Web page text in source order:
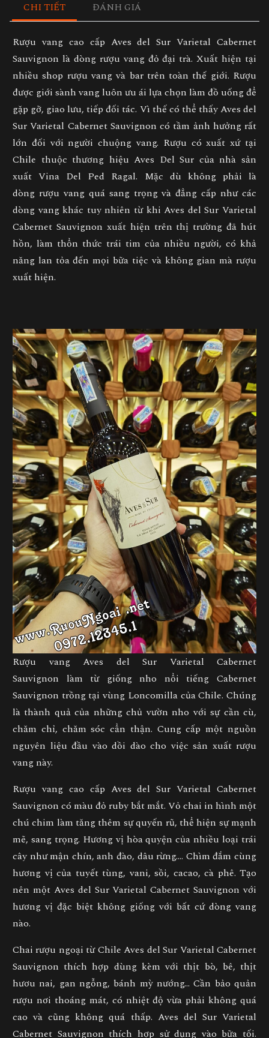
CHI TIẾT ĐÁNH GIÁ
Rượu vang cao cấp Aves del Sur Varietal Cabernet
Sauvignon là dòng rượu vang đỏđại trà. Xuất hiện tại
nhiều shop rượu vangvà bar trên toàn thế giới. Rượu
được giới sành vang luôn ưu ái lựa chọn làm đồ uống để
gặp gỡ, giao lưu, tiếp đối tác. Vì thế có thể thấyAves del
Sur Varietal Cabernet Sauvignon có tầm ảnh hưởng rất
lớn đối với người chuộng vang. Rượu có xuất xứ tại
Chile thuộc thương hiệu Aves Del Sur của nhà sản
xuấtVina Del Ped Ragal. Mặc dù không phải là
dòng rượu vangquá sang trọng và đẳng cấp như các
dòng vang khác tuy nhiên từ khiAves del Sur Varietal
Cabernet Sauvignon xuất hiện trên thị trường đã hút
hồn, làm thổn thức trái tim của nhiều người, có khả
năng lan tỏa đến mọi bữa tiệc và không gian mà rượu
xuất hiện.
Rượu vang Aves del Sur Varietal Cabernet
Sauvignon làm từ giống nho nổi tiếng Cabernet
Sauvignon trồng tại vùng Loncomilla của Chile. Chúng
là thành quả của những chủ vườn nho với sự cần cù,
chăm chỉ, chăm sóc cẩn thận. Cung cấp một nguồn
nguyên liệu đầu vào dồi dào cho việc sản xuất rượu
vangnày.
Rượu vang cao cấp Aves del Sur Varietal Cabernet
Sauvignon có màu đỏ ruby bắt mắt. Vỏ chai in hình một
chú chim làm tăng thêm sự quyến rũ, thể hiện sự mạnh
mẽ, sang trọng. Hương vị hòa quyện của nhiều loại trái
cây như mận chín, anh đào, dâu rừng…. Chìm đắm cùng
hương vị của tuyết tùng, vani, sồi, cacao, cà phê. Tạo
nên một Aves del Sur Varietal Cabernet Sauvignon với
hương vị đặc biệt không giống với bất cứ dòng vang
nào.
Chai rượu ngoại từ ChileAves del Sur Varietal Cabernet
Sauvignon thích hợp dùng kèm với thịt bò, bê, thịt
hươu nai, gan ngỗng, bánh mỳ nướng… Cần bảo quản
rượu nơi thoáng mát, có nhiệt độ vừa phải không quá
cao và cũng không quá thấp. Aves del Sur Varietal
Cabernet Sauvignon thích hợp sử dụng vào bữa tối.